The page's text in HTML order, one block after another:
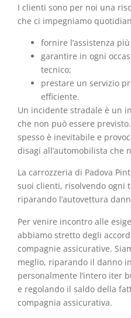
I clienti sono per noi una
che ci impegniamo
fornire l’assistenza
garantire in ogni
tecnico;
prestare un servizio
efficiente.
Un incidente stradale è un
che non può essere
spesso è inevitabile e
disagi all’automobilista che
La carrozzeria di Padova
suoi clienti, risolvendo ogni
riparando l’autovettura
Per venire incontro alle
abbiamo stretto degli
compagnie assicurative.
meglio, riparando il danno
personalmente l’intero iter
e regolando il saldo della
compagnia assicurativa.